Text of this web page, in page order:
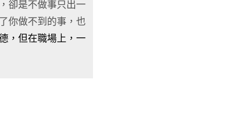
卻是不做事只出一
你做不到的事，也
，但在職場上，一